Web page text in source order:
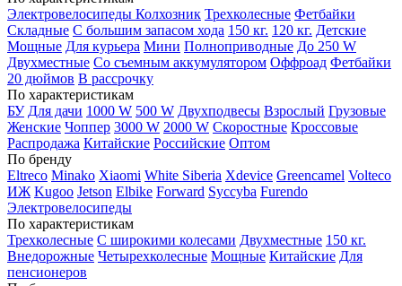
Электровелосипеды Колхозник Трехколесные Фетбайки
Складные С большим запасом хода 150 кг. 120 кг. Детские
Мощные Для курьера Мини Полноприводные До 250 W
Двухместные Со съемным аккумулятором Оффроад Фетбайки
20 дюймов В рассрочку
По характеристикам
БУ Для дачи 1000 W 500 W Двухподвесы Взрослый Грузовые
Женские Чоппер 3000 W 2000 W Скоростные Кроссовые
Распродажа Китайские Российские Оптом
По бренду
Eltreco Minako Xiaomi White Siberia Xdevice Greencamel Volteco
ИЖ Kugoo Jetson Elbike Forward Syccyba Furendo
Электровелосипеды
По характеристикам
Трехколесные С широкими колесами Двухместные 150 кг.
Внедорожные Четырехколесные Мощные Китайские Для
пенсионеров